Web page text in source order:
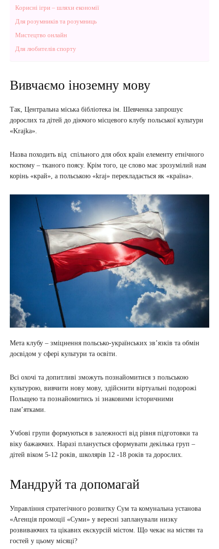
Корисні ігри – шляхи економії
Для розумників та розумниць
Мистецтво онлайн
Для любителів спорту
Вивчаємо іноземну мову
Так, Центральна міська бібліотека ім. Шевченка запрошує
дорослих та дітей до діючого місцевого клубу польської культури
«Krajka».
Назва походить від спільного для обох країн елементу етнічного
костюму – тканого поясу. Крім того, це слово має зрозумілий нам
корінь «край», а польською «kraj» перекладається як «країна».
Мета клубу – зміцнення польсько-українських звʼязків та обмін
досвідом у сфері культури та освіти.
Всі охочі та допитливі зможуть познайомитися з польською
культурою, вивчити нову мову, здійснити віртуальні подорожі
Польщею та познайомитись зі знаковими історичними
памʼятками.
Учбові групи формуються в залежності від рівня підготовки та
віку бажаючих. Наразі планується сформувати декілька груп –
дітей віком 5-12 років, школярів 12 -18 років та дорослих.
Мандруй та допомагай
Управління стратегічного розвитку Сум та комунальна установа
«Агенція промоції «Суми» у вересні запланували низку
розвиваючих та цікавих екскурсій містом. Що чекає на містян та
гостей у цьому місяці?